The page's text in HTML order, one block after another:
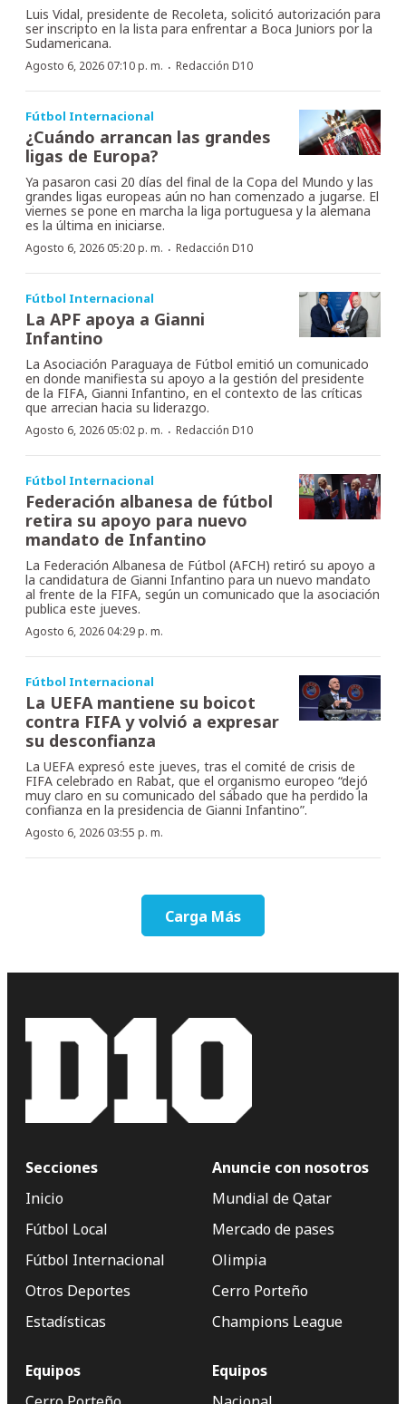
Luis Vidal, presidente de Recoleta, solicitó autorización para
ser inscripto en la lista para enfrentar a Boca Juniors por la
Sudamericana.
Agosto 6, 2026 07:10 p. m. · Redacción D10
Fútbol Internacional
¿Cuándo arrancan las grandes
ligas de Europa?
Ya pasaron casi 20 días del final de la Copa del Mundo y las
grandes ligas europeas aún no han comenzado a jugarse. El
viernes se pone en marcha la liga portuguesa y la alemana
es la última en iniciarse.
Agosto 6, 2026 05:20 p. m. · Redacción D10
Fútbol Internacional
La APF apoya a Gianni
Infantino
La Asociación Paraguaya de Fútbol emitió un comunicado
en donde manifiesta su apoyo a la gestión del presidente
de la FIFA, Gianni Infantino, en el contexto de las críticas
que arrecian hacia su liderazgo.
Agosto 6, 2026 05:02 p. m. · Redacción D10
Fútbol Internacional
Federación albanesa de fútbol
retira su apoyo para nuevo
mandato de Infantino
La Federación Albanesa de Fútbol (AFCH) retiró su apoyo a
la candidatura de Gianni Infantino para un nuevo mandato
al frente de la FIFA, según un comunicado que la asociación
publica este jueves.
Agosto 6, 2026 04:29 p. m.
Fútbol Internacional
La UEFA mantiene su boicot
contra FIFA y volvió a expresar
su desconfianza
La UEFA expresó este jueves, tras el comité de crisis de
FIFA celebrado en Rabat, que el organismo europeo “dejó
muy claro en su comunicado del sábado que ha perdido la
confianza en la presidencia de Gianni Infantino”.
Agosto 6, 2026 03:55 p. m.
Carga Más
Secciones
Inicio
Fútbol Local
Fútbol Internacional
Otros Deportes
Estadísticas
Anuncie con nosotros
Mundial de Qatar
Mercado de pases
Olimpia
Cerro Porteño
Champions League
Equipos
Equipos